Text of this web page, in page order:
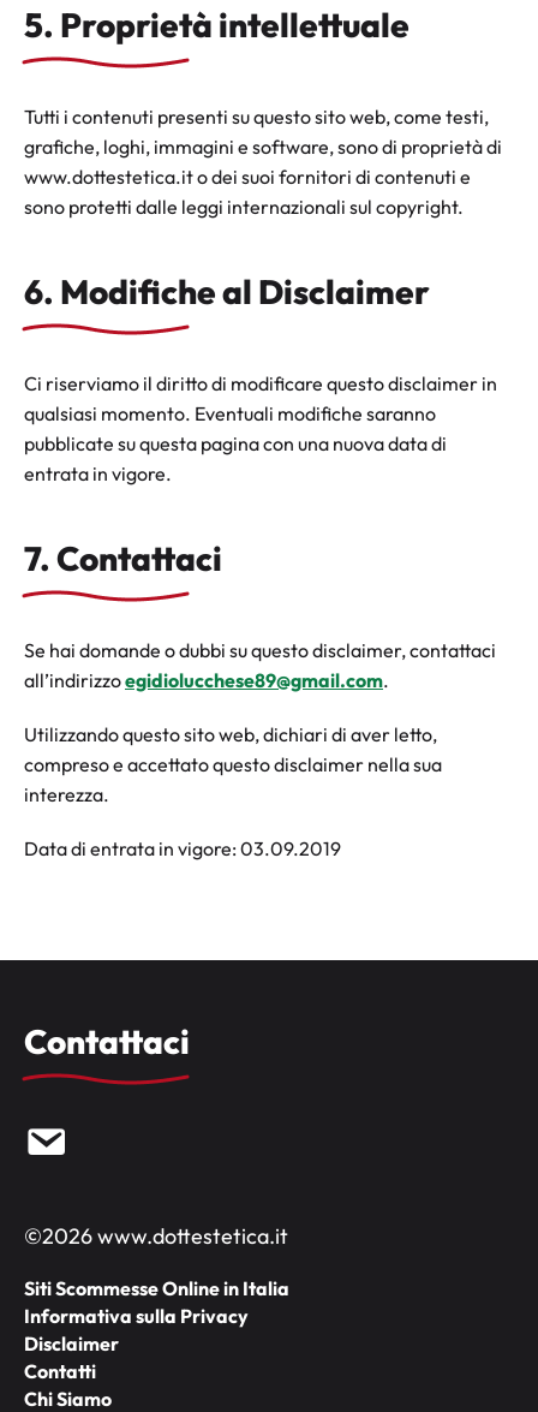
5. Proprietà intellettuale
Tutti i contenuti presenti su questo sito web, come testi,
grafiche, loghi, immagini e software, sono di proprietà di
www.dottestetica.it o dei suoi fornitori di contenuti e
sono protetti dalle leggi internazionali sul copyright.
6. Modifiche al Disclaimer
Ci riserviamo il diritto di modificare questo disclaimer in
qualsiasi momento. Eventuali modifiche saranno
pubblicate su questa pagina con una nuova data di
entrata in vigore.
7. Contattaci
Se hai domande o dubbi su questo disclaimer, contattaci
all’indirizzoegidiolucchese89@gmail.com.
Utilizzando questo sito web, dichiari di aver letto,
compreso e accettato questo disclaimer nella sua
interezza.
Data di entrata in vigore: 03.09.2019
Contattaci
©2026 www.dottestetica.it
Siti Scommesse Online in Italia
Informativa sulla Privacy
Disclaimer
Contatti
Chi Siamo